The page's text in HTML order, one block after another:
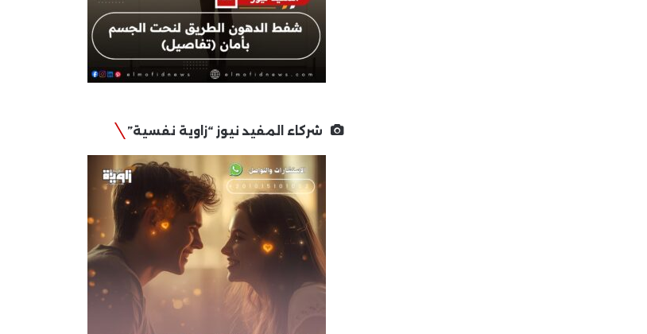
شركاء المفيد نيوز “زاوية نفسية”